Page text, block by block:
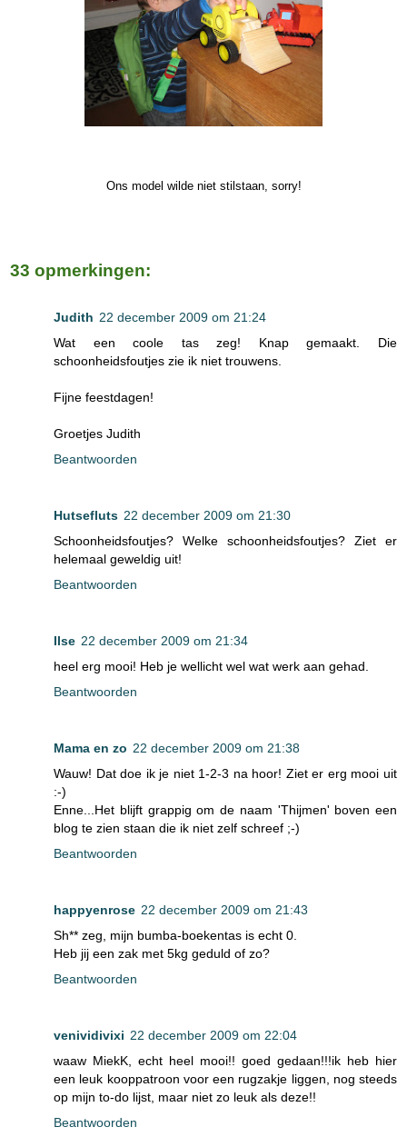
Ons model wilde niet stilstaan, sorry!
33 opmerkingen:
Judith 22 december 2009 om 21:24
Wat een coole tas zeg! Knap gemaakt. Die
schoonheidsfoutjes zie ik niet trouwens.
Fijne feestdagen!
Groetjes Judith
Beantwoorden
Hutsefluts 22 december 2009 om 21:30
Schoonheidsfoutjes? Welke schoonheidsfoutjes? Ziet er
helemaal geweldig uit!
Beantwoorden
Ilse 22 december 2009 om 21:34
heel erg mooi! Heb je wellicht wel wat werk aan gehad.
Beantwoorden
Mama en zo 22 december 2009 om 21:38
Wauw! Dat doe ik je niet 1-2-3 na hoor! Ziet er erg mooi uit
:-)
Enne...Het blijft grappig om de naam 'Thijmen' boven een
blog te zien staan die ik niet zelf schreef ;-)
Beantwoorden
happyenrose 22 december 2009 om 21:43
Sh** zeg, mijn bumba-boekentas is echt 0.
Heb jij een zak met 5kg geduld of zo?
Beantwoorden
venividivixi 22 december 2009 om 22:04
waaw MiekK, echt heel mooi!! goed gedaan!!!ik heb hier
een leuk kooppatroon voor een rugzakje liggen, nog steeds
op mijn to-do lijst, maar niet zo leuk als deze!!
Beantwoorden